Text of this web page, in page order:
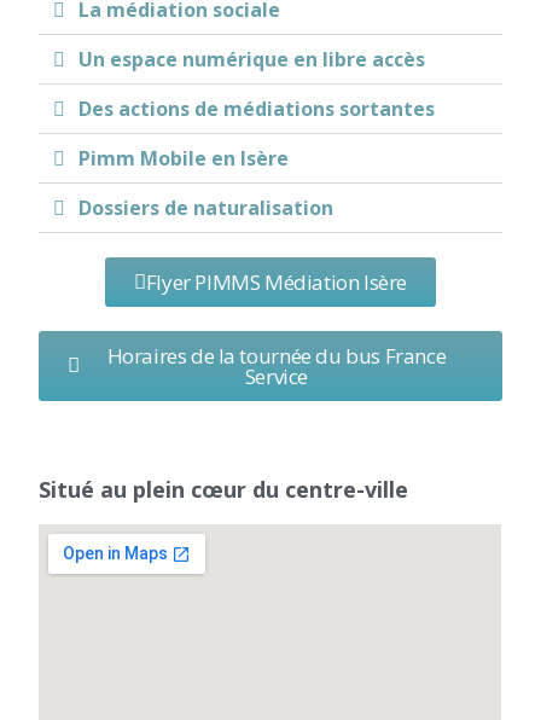
La médiation sociale
Un espace numérique en libre accès
Des actions de médiations sortantes
Pimm Mobile en Isère
Dossiers de naturalisation
Flyer PIMMS Médiation Isère
Horaires de la tournée du bus France
Service
Situé au plein cœur du centre-ville